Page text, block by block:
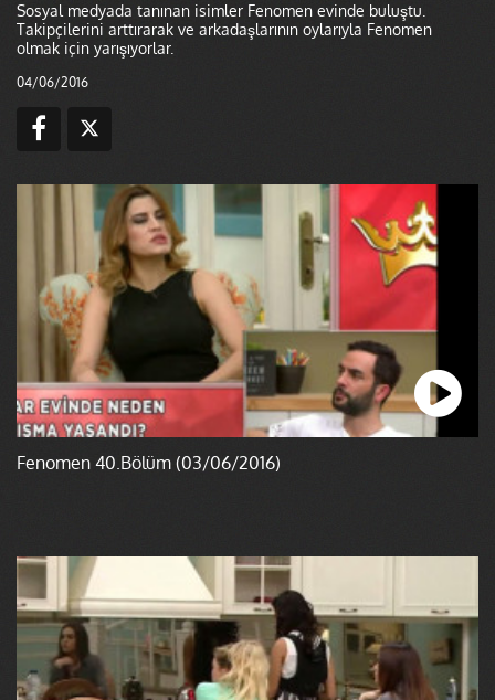
Sosyal medyada tanınan isimler Fenomen evinde buluştu.
Takipçilerini arttırarak ve arkadaşlarının oylarıyla Fenomen
olmak için yarışıyorlar.
04/06/2016
Fenomen 40.Bölüm (03/06/2016)